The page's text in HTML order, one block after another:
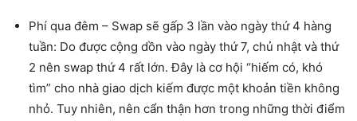
Phí qua đêm – Swap sẽ gấp 3 lần vào ngày thứ 4 hàng
tuần: Do được cộng dồn vào ngày thứ 7, chủ nhật và thứ
2 nên swap thứ 4 rất lớn. Đây là cơ hội “hiếm có, khó
tìm” cho nhà giao dịch kiếm được một khoản tiền không
nhỏ. Tuy nhiên, nên cẩn thận hơn trong những thời điểm